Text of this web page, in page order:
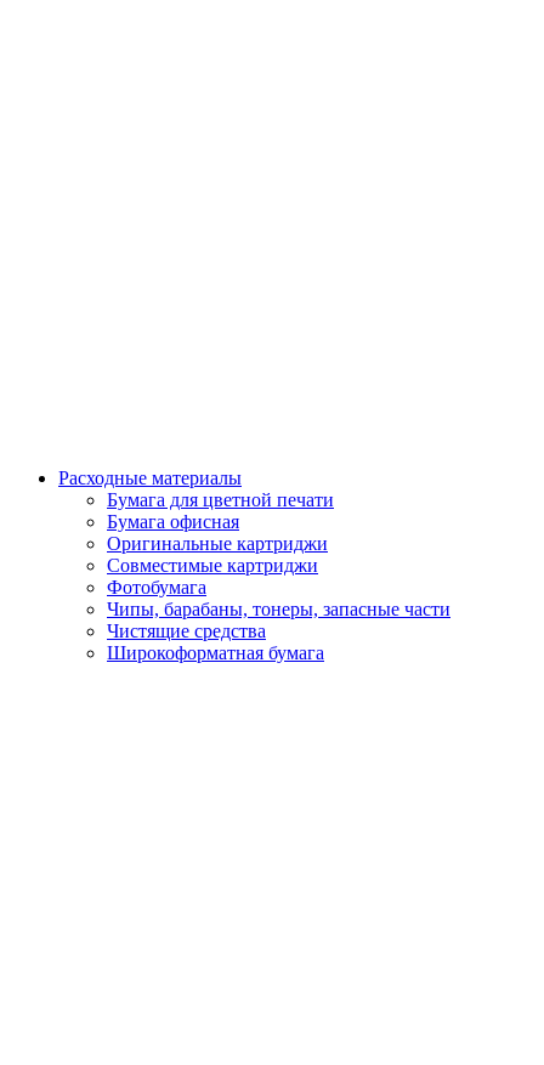
Расходные материалы
Бумага для цветной печати
Бумага офисная
Оригинальные картриджи
Совместимые картриджи
Фотобумага
Чипы, барабаны, тонеры, запасные части
Чистящие средства
Широкоформатная бумага